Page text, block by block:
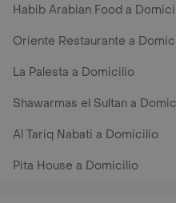
Habib Arabian Food a
Oriente Restaurante a
La Palesta a Domicilio
Shawarmas el Sultan a
Al Tariq Nabati a Domicilio
Pita House a Domicilio